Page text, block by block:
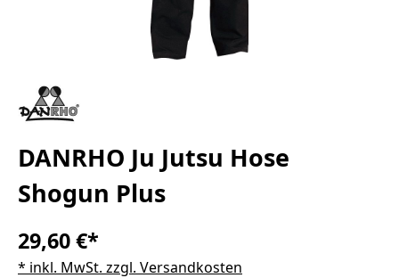
DANRHO Ju Jutsu Hose
Shogun Plus
29,60 €*
* inkl. MwSt. zzgl. Versandkosten